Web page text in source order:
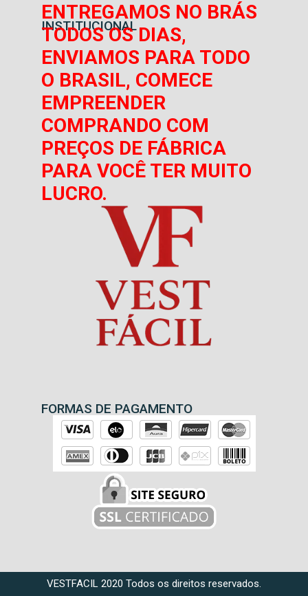
INSTITUCIONAL
ENTREGAMOS NO BRÁS
TODOS OS DIAS,
ENVIAMOS PARA TODO
O BRASIL, COMECE
EMPREENDER
COMPRANDO COM
PREÇOS DE FÁBRICA
PARA VOCÊ TER MUITO
LUCRO.
FORMAS DE PAGAMENTO
VESTFACIL 2020 Todos os direitos reservados.